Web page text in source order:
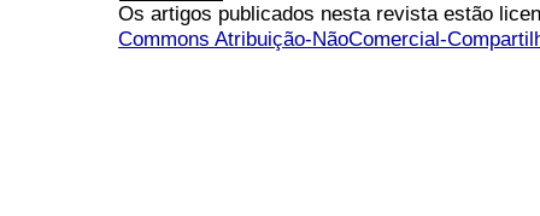
Os artigos publicados nesta revista estão
Commons Atribuição-NãoComercial-